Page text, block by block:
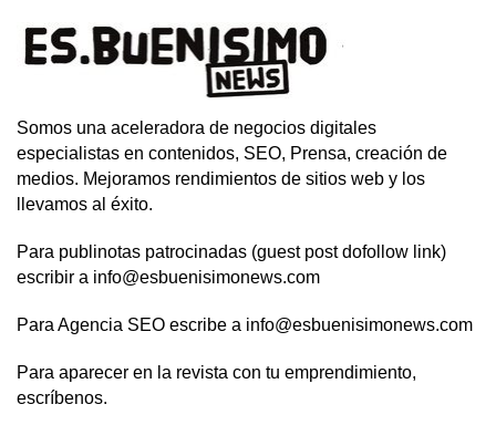
Somos una aceleradora de negocios digitales
especialistas en contenidos, SEO, Prensa, creación de
medios. Mejoramos rendimientos de sitios web y los
llevamos al éxito.
Para publinotas patrocinadas (guest post dofollow link)
escribir a info@esbuenisimonews.com
Para Agencia SEO escribe a info@esbuenisimonews.com
Para aparecer en la revista con tu emprendimiento,
escríbenos.